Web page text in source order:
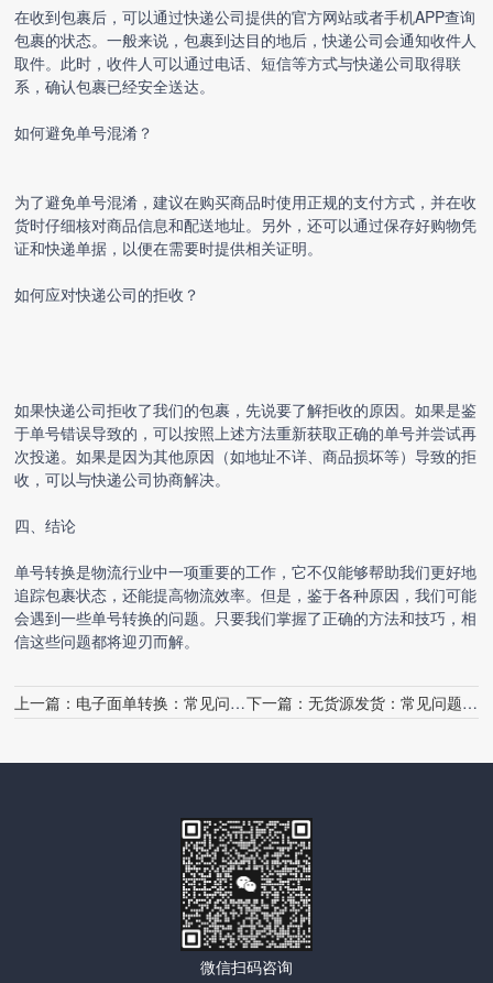
在收到包裹后，可以通过快递公司提供的官方网站或者手机APP查询
包裹的状态。一般来说，包裹到达目的地后，快递公司会通知收件人
取件。此时，收件人可以通过电话、短信等方式与快递公司取得联
系，确认包裹已经安全送达。
如何避免单号混淆？
为了避免单号混淆，建议在购买商品时使用正规的支付方式，并在收
货时仔细核对商品信息和配送地址。另外，还可以通过保存好购物凭
证和快递单据，以便在需要时提供相关证明。
如何应对快递公司的拒收？
如果快递公司拒收了我们的包裹，先说要了解拒收的原因。如果是鉴
于单号错误导致的，可以按照上述方法重新获取正确的单号并尝试再
次投递。如果是因为其他原因（如地址不详、商品损坏等）导致的拒
收，可以与快递公司协商解决。
四、结论
单号转换是物流行业中一项重要的工作，它不仅能够帮助我们更好地
追踪包裹状态，还能提高物流效率。但是，鉴于各种原因，我们可能
会遇到一些单号转换的问题。只要我们掌握了正确的方法和技巧，相
信这些问题都将迎刃而解。
上一篇： 电子面单转换：常见问题与解决方案 下一篇： 无货源发货：常见问题与解决策略
微信扫码咨询